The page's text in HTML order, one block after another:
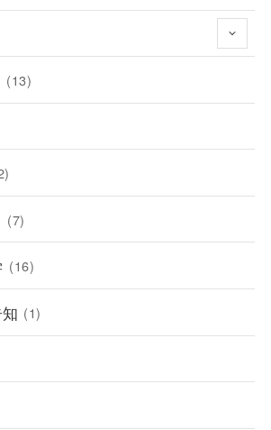
(13)
(7)
(16)
(1)